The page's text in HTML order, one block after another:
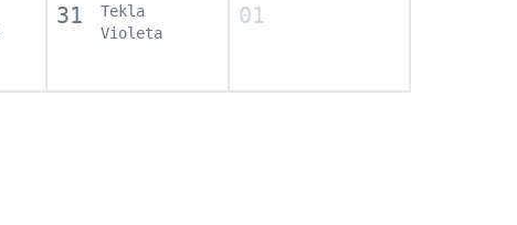
31
Tekla
Violeta
01